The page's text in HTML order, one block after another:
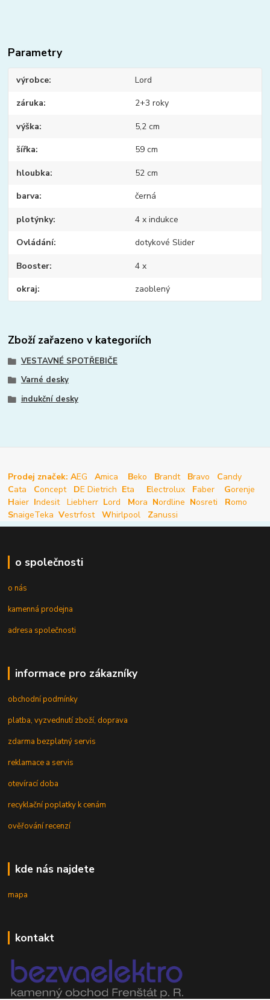
Parametry
výrobce Lord
záruka 2+3 roky
výška 5,2 cm
šířka 59 cm
hloubka 52 cm
barva černá
plotýnky 4 x indukce
Ovládání dotykové Slider
Booster 4 x
okraj zaoblený
Zboží zařazeno v kategoriích
VESTAVNÉ SPOTŘEBIČE
Varné desky
indukční desky
Prodej značek: AEG Amica Beko Brandt Bravo Candy
Cata Concept DE Dietrich Eta Electrolux Faber Gorenje
Haier Indesit Liebherr Lord Mora Nordline Nosreti Romo
SnaigeTeka Vestrfost Whirlpool Zanussi
o společnosti
o nás
kamenná prodejna
adresa společnosti
informace pro zákazníky
obchodní podmínky
platba, vyzvednutí zboží, doprava
zdarma bezplatný servis
reklamace a servis
otevírací doba
recyklační poplatky k cenám
ověřování recenzí
kde nás najdete
mapa
kontakt